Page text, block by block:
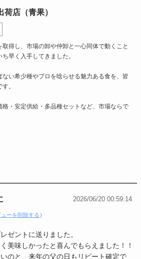
店（青果）
得し、市場の卸や仲卸と一心同体で動くこと
早く入手してきました。
い希少種やプロを唸らせる魅力ある食を、皆
。
・安定供給・多品種セットなど、市場ならで
2026/06/20 00:59:14
ーを削除する ）
ゼントに送りました。
美味しかったと喜んでもらえました！！
のと、来年の父の日もリピート確定で